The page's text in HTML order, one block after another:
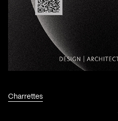
Charrettes